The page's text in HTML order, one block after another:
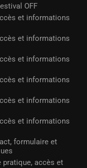
OFF
et informations
et informations
et informations
et informations
et informations
et informations
formulaire et
pratique, accès et